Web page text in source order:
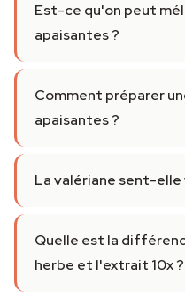
Est-ce qu'on peut
apaisantes ?
Comment préparer
apaisantes ?
La valériane sent-elle
Quelle est la
herbe et l'extrait 10x ?